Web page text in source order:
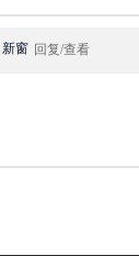
新窗 回复/查看